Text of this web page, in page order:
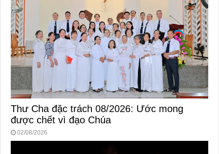
Thư Cha đặc trách 08/2026: Ước mong
được chết vì đạo Chúa
02/08/2026